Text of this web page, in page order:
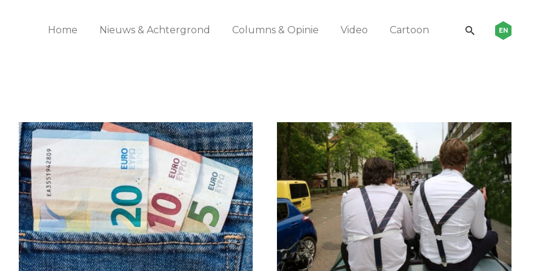
Home Nieuws & Achtergrond Columns & Opinie Video Cartoon EN